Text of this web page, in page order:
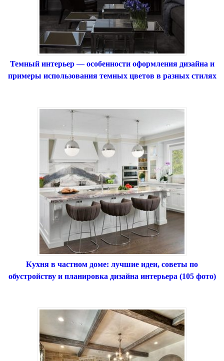
Темный интерьер — особенности оформления дизайна и
примеры использования темных цветов в разных стилях
Кухня в частном доме: лучшие идеи, советы по
обустройству и планировка дизайна интерьера (105 фото)